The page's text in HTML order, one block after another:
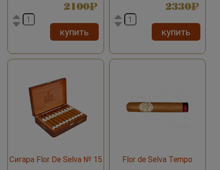
2100
купить
2330
купить
Сигара Flor De Selva № 15 Flor de Selva Tempo